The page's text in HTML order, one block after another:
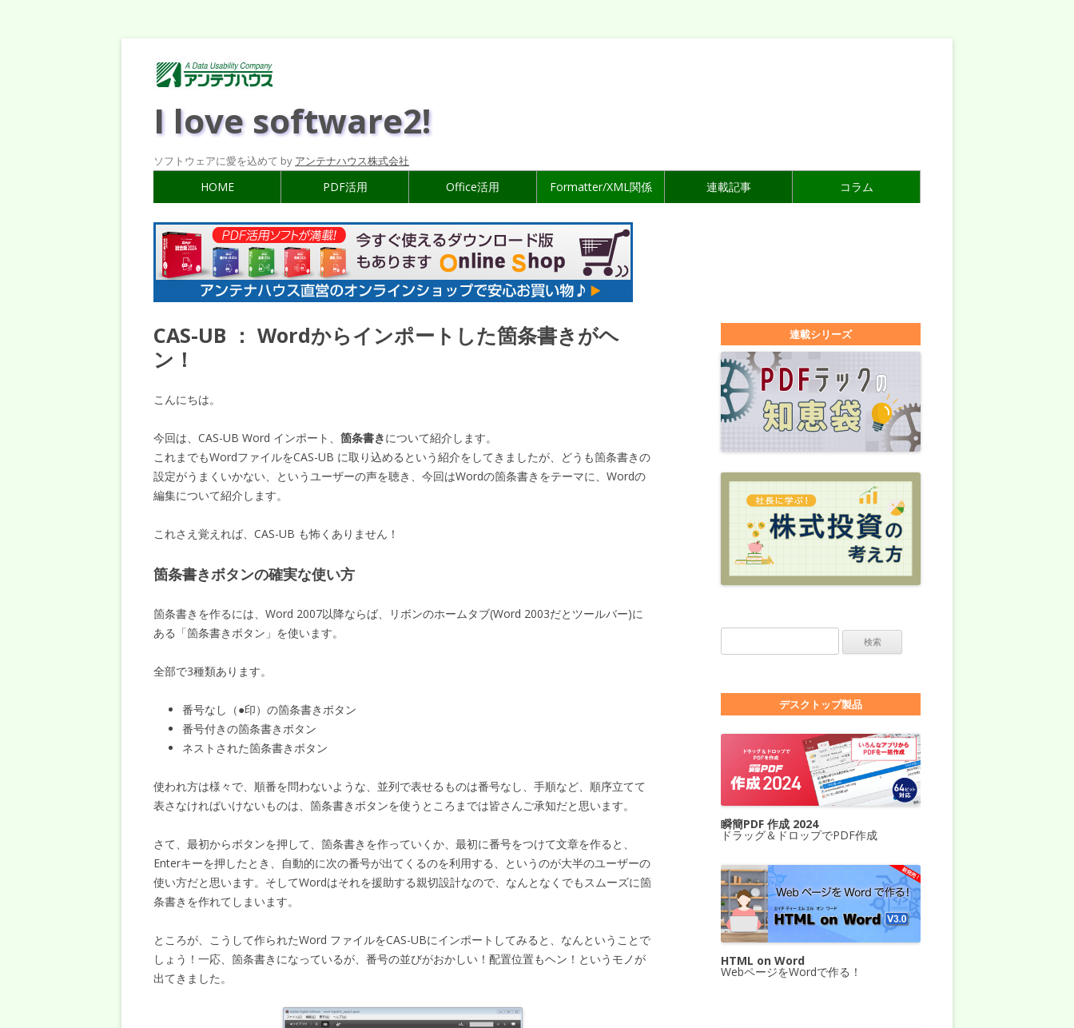
I love software2!
ソフトウェアに愛を込めて by アンテナハウス株式会社
HOME PDF活用 Office活用 Formatter/XML関係 連載記事 コラム
CAS-UB ： Wordからインポートした箇条書きがヘ
ン！
こんにちは。
今回は、CAS-UB Word インポート、 箇条書きについて紹介します。
これまでもWordファイルをCAS-UB に取り込めるという紹介をしてきましたが、どうも箇条書きの
設定がうまくいかない、というユーザーの声を聴き、今回はWordの箇条書きをテーマに、Wordの
編集について紹介します。
これさえ覚えれば、CAS-UB も怖くありません！
箇条書きボタンの確実な使い方
箇条書きを作るには、Word 2007以降ならば、リボンのホームタブ(Word 2003だとツールバー)に
ある「箇条書きボタン」を使います。
全部で3種類あります。
番号なし（●印）の箇条書きボタン
番号付きの箇条書きボタン
ネストされた箇条書きボタン
使われ方は様々で、順番を問わないような、並列で表せるものは番号なし、手順など、順序立てて
表さなければいけないものは、箇条書きボタンを使うところまでは皆さんご承知だと思います。
さて、最初からボタンを押して、箇条書きを作っていくか、最初に番号をつけて文章を作ると、
Enterキーを押したとき、自動的に次の番号が出てくるのを利用する、というのが大半のユーザーの
使い方だと思います。そしてWordはそれを援助する親切設計なので、なんとなくでもスムーズに箇
条書きを作れてしまいます。
ところが、こうして作られたWord ファイルをCAS-UBにインポートしてみると、なんということで
しょう！一応、箇条書きになっているが、番号の並びがおかしい！配置位置もヘン！というモノが
出てきました。
連載シリーズ
デスクトップ製品
瞬簡PDF 作成 2024
ドラッグ＆ドロップでPDF作成
HTML on Word
WebページをWordで作る！